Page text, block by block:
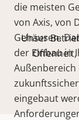
die meisten
von Axis, von
Gehäusen.
der Einbau in
eingebaut
Unser